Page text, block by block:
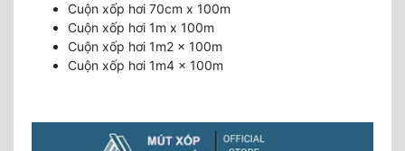
Cuộn xốp hơi 70cm x 100m
Cuộn xốp hơi 1m x 100m
Cuộn xốp hơi 1m2 x 100m
Cuộn xốp hơi 1m4 x 100m